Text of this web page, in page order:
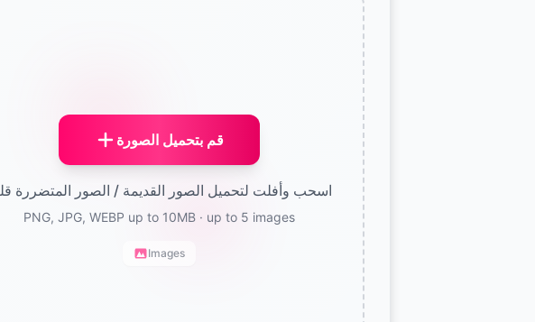
قم بتحميل الصورة
اسحب وأفلت لتحميل الصور القديمة / الصور المتضررة
PNG, JPG, WEBP up to 10MB· up to 5 images
Images